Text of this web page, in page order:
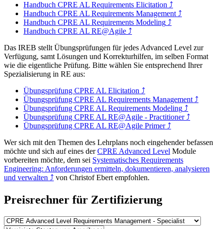
Handbuch CPRE AL Requirements Elicitation ⤴
Handbuch CPRE AL Requirements Management ⤴
Handbuch CPRE AL Requirements Modeling ⤴
Handbuch CPRE AL RE@Agile ⤴
Das IREB stellt Übungsprüfungen für jedes Advanced Level zur
Verfügung, samt Lösungen und Korrekturhilfen, im selben Format
wie die eigentliche Prüfung. Bitte wählen Sie entsprechend Ihrer
Spezialisierung in RE aus:
Übungsprüfung CPRE AL Elicitation ⤴
Übungsprüfung CPRE AL Requirements Management ⤴
Übungsprüfung CPRE AL Requirements Modeling ⤴
Übungsprüfung CPRE AL RE@Agile - Practitioner⤴
Übungsprüfung CPRE AL RE@Agile Primer⤴
Wer sich mit den Themen des Lehrplans noch eingehender befassen
möchte und sich auf eines derCPRE Advanced Level Module
vorbereiten möchte, dem sei Systematisches Requirements
Engineering: Anforderungen ermitteln, dokumentieren, analysieren
und verwalten ⤴ von Christof Ebert empfohlen.
Preisrechner für Zertifizierung